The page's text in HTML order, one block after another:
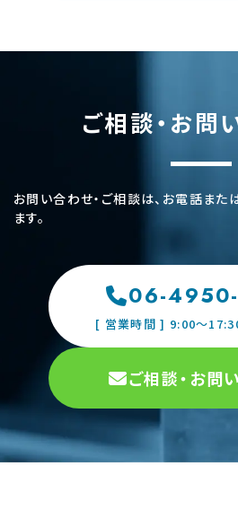
ご相談・お問
お問い合わせ・ご相談は、お電話また
ます。
06-
[ 営業時間 ] 9:00〜
ご相談・お問